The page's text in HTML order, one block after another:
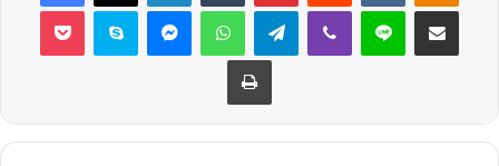
Pocket Skype MessengerWhatsAppTelegramViber Line E-Posta ile
Yazdır